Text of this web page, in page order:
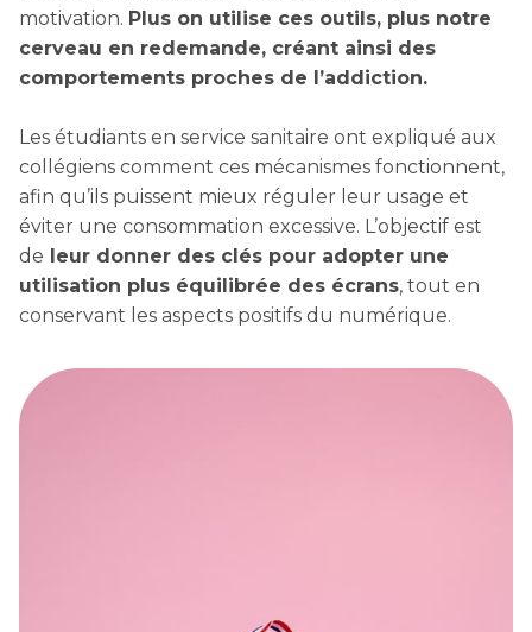
motivation. Plus on utilise ces outils, plus notre
cerveau en redemande, créant ainsi des
comportements proches de l’addiction.
Les étudiants en service sanitaire ont expliqué aux
collégiens comment ces mécanismes fonctionnent,
afin qu’ils puissent mieux réguler leur usage et
éviter une consommation excessive. L’objectif est
de leur donner des clés pour adopter une
utilisation plus équilibrée des écrans, tout en
conservant les aspects positifs du numérique.